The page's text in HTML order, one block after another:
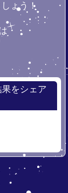
ょう！
・・・
をシェア